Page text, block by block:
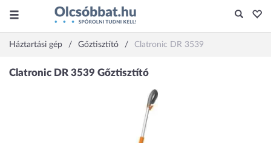
Háztartási gép Gőztisztító Clatronic DR 3539